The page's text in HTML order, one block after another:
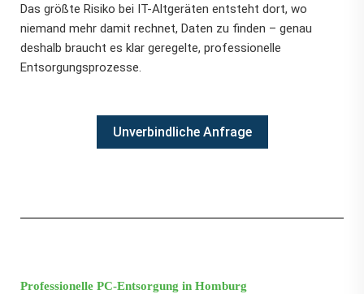
Das größte Risiko bei IT-Altgeräten entsteht dort, wo
niemand mehr damit rechnet, Daten zu finden – genau
deshalb braucht es klar geregelte, professionelle
Entsorgungsprozesse.
Unverbindliche Anfrage
Professionelle PC-Entsorgung in Homburg